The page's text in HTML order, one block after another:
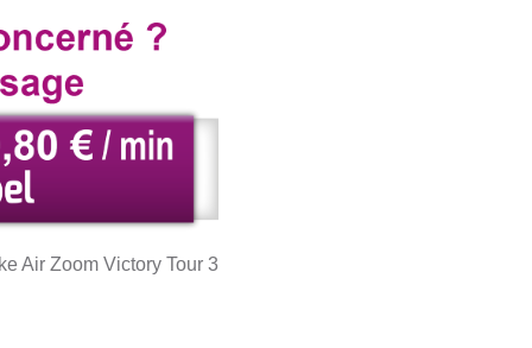
Air Zoom Victory Tour 3